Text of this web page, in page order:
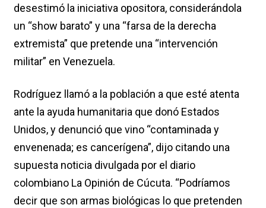
desestimó la iniciativa opositora, considerándola
un “show barato” y una “farsa de la derecha
extremista” que pretende una “intervención
militar” en Venezuela.
Rodríguez llamó a la población a que esté atenta
ante la ayuda humanitaria que donó Estados
Unidos, y denunció que vino “contaminada y
envenenada; es cancerígena”, dijo citando una
supuesta noticia divulgada por el diario
colombiano La Opinión de Cúcuta. “Podríamos
decir que son armas biológicas lo que pretenden